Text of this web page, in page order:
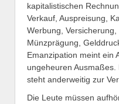
kapitalistischen
Verkauf, Auspreisung,
Werbung, Versicherung,
Münzprägung,
Emanzipation meint ein
ungeheuren
steht anderweitig zur
Die Leute müssen